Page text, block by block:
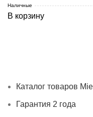
Наличные
В корзину
Каталог товаров
Гарантия 2 года